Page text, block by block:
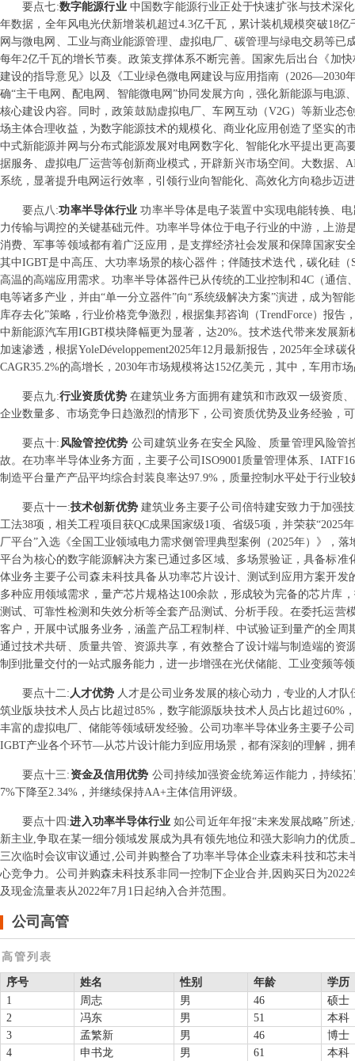
要点七:数字能源行业 中国数字能源行业正处于快速扩张与技术深
年数据，全年风电光伏新增装机超过4.3亿千瓦，累计装机规模突破18
网与微电网、工业与商业能源管理、虚拟电厂、碳管理与绿电交易等
每年2亿千瓦的增长节奏。政策支撑体系不断完善。国家先后出台《加
建设的指导意见》以及《工业绿色微电网建设与应用指南（
确“主干电网、配电网、智能微电网”协同发展方向，强化新能源与电
核心建设内容。同时，政策鼓励虚拟电厂、车网互动（V2G）等新业
场主体合理收益，为数字能源技术的规模化、商业化应用创造了坚实
中式新能源并网与分布式能源发展对电网数字化、智能化水平提出更
据服务、虚拟电厂运营等创新商业模式，开辟新兴市场空间。大数据
系统，显著提升电网运行效率，引领行业向智能化、高效化方向稳步迈
要点 八 :功率半导体行业功率半导体是电子装置中实现电能转换、
力传输与调控的关键基础元件。功率半导体位于电子行业的中游，上
消费、军事等领域都有着广泛应用，是支撑经济社会发展和保障国家安
其中IGBT是中高压、大功率场景的核心器件；伴随技术迭代，碳化硅
高温的高端应用需求。功率半导体器件已从传统的工业控制和4C（通
电等诸多产业，并由“单一分立器件”向“系统级解决方案”演进，成为智
库存去化”策略，行业价格竞争激烈，根据集邦咨询（TrendForce）报
中新能源汽车用IGBT模块降幅更为显著，达20%。技术迭代带来发展
加速渗透，根据YoleDéveloppement2025年12月最新报告，2025年全球
CAGR35.2%的高增长，2030年市场规模将达152亿美元，其中，车用市
要点九:行业资质优势 在建筑业务方面拥有建筑和市政双一级资质
企业数量多、市场竞争日趋激烈的情形下，公司资质优势及业务经验，
要点十: 风险管控优势公司建筑业务在安全风险、质量管理风险
故。在功率半导体业务方面，主要子公司ISO9001质量管理体系、
制造平台量产产品平均综合封装良率达97.9%，质量控制水平处于行业较
要点十一:技术创新优势建筑业务主要子公司倍特建安致力于加强
工法38项，相关工程项目获QC成果国家级1项、省级5项，并荣获
厂平台”入选《全国工业领域电力需求侧管理典型案例（2025年）》，
平台为核心的数字能源解决方案已通过多区域、多场景验证，具备标
体业务主要子公司森未科技具备从功率芯片设计、测试到应用方案开
多种应用领域需求，量产芯片规格达100余款，形成较为完备的芯片库
测试、可靠性检测和失效分析等全套产品测试、分析手段。在委托运
客户，开展中试服务业务，涵盖产品工程制样、中试验证到量产的全
通过技术共研、质量共管、资源共享，有效整合了设计端与制造端的
制到批量交付的一站式服务能力，进一步增强在光伏储能、工业变频等
要点十二: 人才优势 人才是公司业务发展的核心动力，专业的人才
筑业版块技术人员占比超过85%，数字能源版块技术人员占比超过
丰富的虚拟电厂、储能等领域研发经验。公司功率半导体业务主要子公
IGBT产业各个环节—从芯片设计能力到应用场景，都有深刻的理解，拥
要点十三:资金及信用优势 公司持续加强资金统筹运作能力，持续
7%下降至2.34%，并继续保持AA+主体信用评级。
要点十四 :进入功率半导体行业如公司近年年报“未来发展战略”所
新主业,争取在某一细分领域发展成为具有领先地位和强大影响力的优
三次临时会议审议通过,公司并购整合了功率半导体企业森未科技和芯
心竞争力。公司并购森未科技系非同一控制下企业合并,因购买日为
及现金流量表从2022年7月1日起纳入合并范围。
公司高管
高管列表
序号 姓名 性别 年龄
学历
1
周志 男 46
硕士
2
冯东 男 51
本科
3
孟繁新 男 46
博士
4
申书龙 男 61 本科